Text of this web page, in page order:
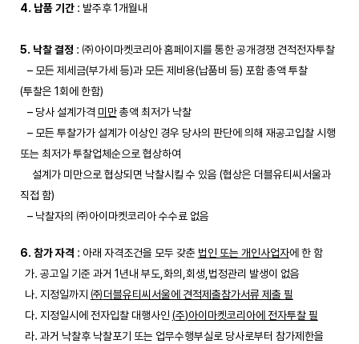
4. 납품 기간: 발주후 1개월내
5. 낙찰 결정 : ㈜아이마켓코리아 홈페이지를 통한 공개경쟁 견적전자투찰
– 모든 제세금(부가세 등)과 모든 제비용(납품비 등) 포함 총액 투찰
(투찰은 1회에 한함)
– 당사 설계가격 미만총액 최저가 낙찰
– 모든 투찰가가 설계가 이상인 경우 당사의 판단에 의해 재공고입찰 시행
또는 최저가 투찰업체순으로 협상하여
설계가 미만으로 협상되면 낙찰시킬 수 있음 (협상은 더블유티씨서울과
직접 함)
– 낙찰자의 ㈜아이마켓코리아 수수료 없음
6. 참가 자격 : 아래 자격조건을 모두 갖춘 법인 또는 개인사업자에 한 함
가. 공고일 기준 과거 1년내 부도,화의,회생,법정관리 발생이 없음
나. 지정일까지 ㈜더블유티씨서울에 견적제출참가서류 제출 필
다. 지정일시에 전자입찰 대행사인 (주)아이마켓코리아에 전자투찰 필
라. 과거 낙찰후 낙찰포기 또는 업무수행부실로 당사로부터 참가제한을